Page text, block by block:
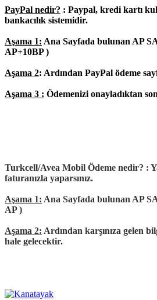
PayPal nedir? : Paypal, kredi kartı
bankacılık sistemidir.
Aşama 1: Ana Sayfada bulunan AP
AP+10BP )
Aşama 2: Ardından PayPal ödeme
Aşama 3 : Ödemenizi onayladıktan
Turkcell/Avea Mobil Ödeme nedir? :
faturanızla yaparsınız.
Aşama 1: Ana Sayfada bulunan AP
AP )
Aşama 2: Ardından karşınıza gelen
hale gelecektir.